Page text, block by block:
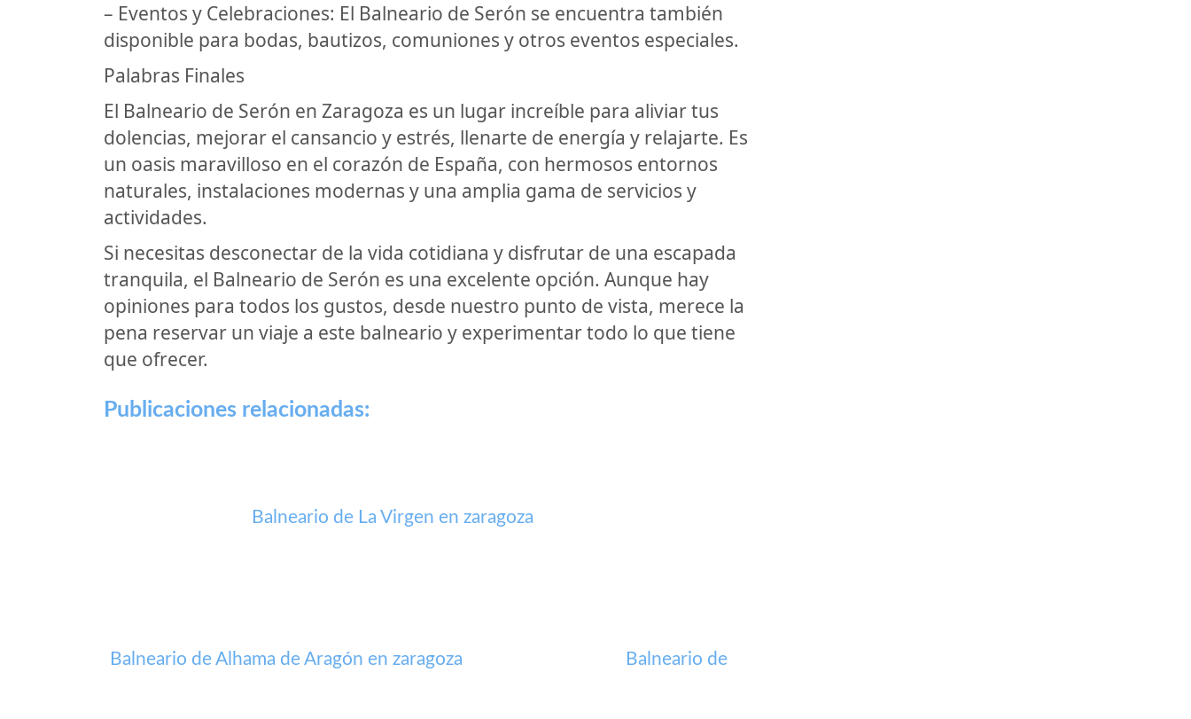
– Eventos y Celebraciones: El Balneario de Serón se encuentra también
disponible para bodas, bautizos, comuniones y otros eventos especiales.
Palabras Finales
El Balneario de Serón en Zaragoza es un lugar increíble para aliviar tus
dolencias, mejorar el cansancio y estrés, llenarte de energía y relajarte. Es
un oasis maravilloso en el corazón de España, con hermosos entornos
naturales, instalaciones modernas y una amplia gama de servicios y
actividades.
Si necesitas desconectar de la vida cotidiana y disfrutar de una escapada
tranquila, el Balneario de Serón es una excelente opción. Aunque hay
opiniones para todos los gustos, desde nuestro punto de vista, merece la
pena reservar un viaje a este balneario y experimentar todo lo que tiene
que ofrecer.
Publicaciones relacionadas:
Balneario de La Virgen en zaragoza
Balneario de Alhama de Aragón en zaragoza Balneario de